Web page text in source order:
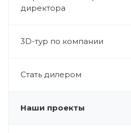
директора
3D-тур по компании
Стать дилером
Наши проекты